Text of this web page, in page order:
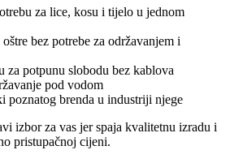
za lice, kosu i tijelo u jednom
bez potrebe za održavanjem i
za potpunu slobodu bez kablova
pod vodom
poznatog brenda u industriji njege
izbor za vas jer spaja kvalitetnu izradu i
pristupačnoj cijeni.